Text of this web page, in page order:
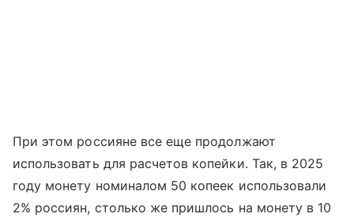
При этом россияне все еще продолжают
использовать для расчетов копейки. Так, в 2025
году монету номиналом 50 копеек использовали
2% россиян, столько же пришлось на монету в 10